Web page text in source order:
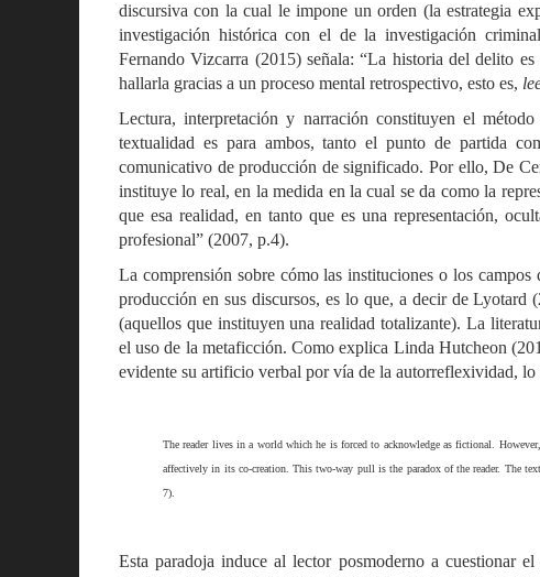
discursiva con la cual le impone un orden (la estrategia
investigación histórica con el de la investigación
Fernando Vizcarra (2015) señala: “La historia del delito
hallarla gracias a un proceso mental retrospectivo, esto es,
Lectura, interpretación y narración constituyen el
textualidad es para ambos, tanto el punto de partida
comunicativo de producción de significado. Por ello, De
instituye lo real, en la medida en la cual se da como la
que esa realidad, en tanto que es una representación,
profesional” (2007, p.4).
La comprensión sobre cómo las instituciones o los
producción en sus discursos, es lo que, a decir de Lyotard
(aquellos que instituyen una realidad totalizante). La
el uso de la metaficción. Como explica Linda Hutcheon
evidente su artificio verbal por vía de la autorreflexividad, lo
The reader lives in a world which he is forced to acknowledge as fictional.
affectively in its co-creation. This two-way pull is the paradox of the reader. The
7).
Esta paradoja induce al lector posmoderno a cuestionar